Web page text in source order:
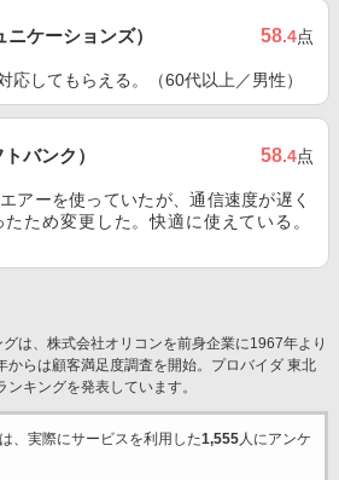
ケーションズ） 58.4点
応してもらえる。（60代以上／男性）
バンク） 58.4点
アーを使っていたが、通信速度が遅く
ため変更した。快適に使えている。
は、株式会社オリコンを前身企業に1967年より
からは顧客満足度調査を開始。プロバイダ 東北
キングを発表しています。
、実際にサービスを利用した1,555人にアンケ